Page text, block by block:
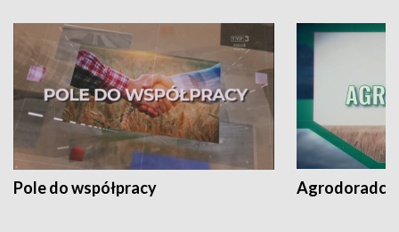
Pole do współpracy Agrodoradcy